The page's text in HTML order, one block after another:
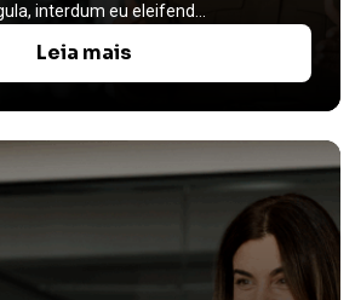
interdum eu eleifend...
Leia mais